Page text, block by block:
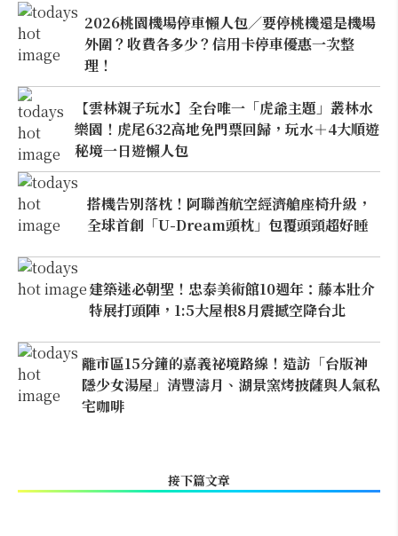
2026桃園機場停車懶人包／要停桃機還是機場
外圍？收費各多少？信用卡停車優惠一次整
理！
【雲林親子玩水】全台唯一「虎爺主題」叢林水
樂園！虎尾632高地免門票回歸，玩水＋4大順遊
秘境一日遊懶人包
搭機告別落枕！阿聯酋航空經濟艙座椅升級，
全球首創「U-Dream頭枕」包覆頭頸超好睡
建築迷必朝聖！忠泰美術館10週年：藤本壯介
特展打頭陣，1:5大屋根8月震撼空降台北
離市區15分鐘的嘉義祕境路線！造訪「台版神
隱少女湯屋」清豐濤月、湖景窯烤披薩與人氣私
宅咖啡
接下篇文章